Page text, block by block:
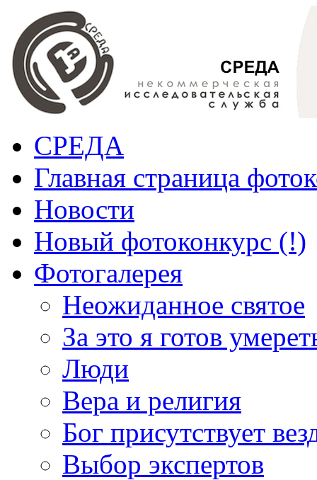
СРЕДА
Главная страница
Новости
Новый фотоконкурс (!)
Фотогалерея
Неожиданное святое
За это я готов
Люди
Вера и религия
Бог присутствует
Выбор экспертов